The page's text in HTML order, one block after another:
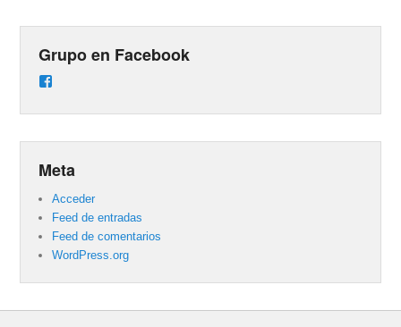
Grupo en Facebook
en
Meta
Acceder
Feed de entradas
Feed de comentarios
WordPress.org